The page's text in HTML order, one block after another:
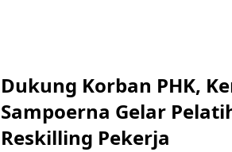
Dukung Korban PHK,
Sampoerna Gelar
Reskilling Pekerja